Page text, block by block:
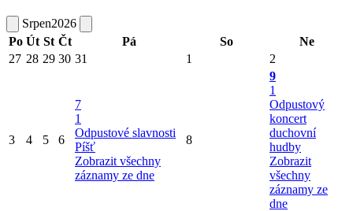
Srpen2026
Po Út St Čt Pá So
Ne
27 28 29 30 31 1 2
3 4 5 6
7
1
Odpustové slavnosti
Píšť
Zobrazit všechny
záznamy ze dne
8
9
1
Odpustový
koncert
duchovní
hudby
Zobrazit
všechny
záznamy ze
dne